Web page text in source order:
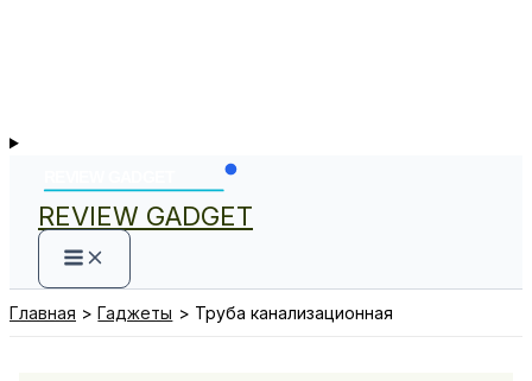
REVIEW GADGET
Главная Гаджеты Труба канализационная